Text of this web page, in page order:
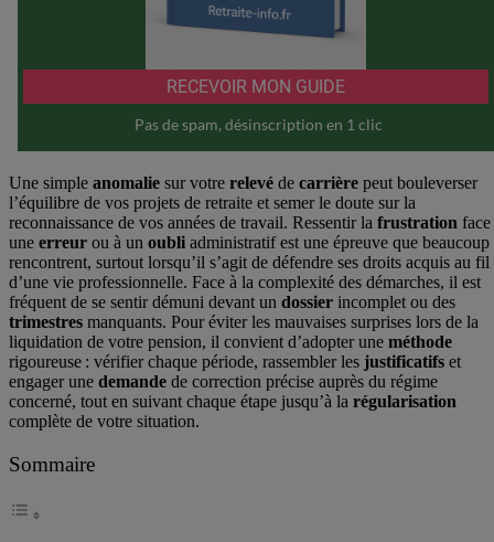
Une simple anomalie sur votre relevé de carrière peut bouleverser
l’équilibre de vos projets de retraite et semer le doute sur la
reconnaissance de vos années de travail. Ressentir la frustration face
une erreur ou à un oubli administratif est une épreuve que beaucoup
rencontrent, surtout lorsqu’il s’agit de défendre ses droits acquis au fil
d’une vie professionnelle. Face à la complexité des démarches, il est
fréquent de se sentir démuni devant un dossier incomplet ou des
trimestres manquants. Pour éviter les mauvaises surprises lors de la
liquidation de votre pension, il convient d’adopter une méthode
rigoureuse : vérifier chaque période, rassembler les justificatifs et
engager une demande de correction précise auprès du régime
concerné, tout en suivant chaque étape jusqu’à la régularisation
complète de votre situation.
Sommaire